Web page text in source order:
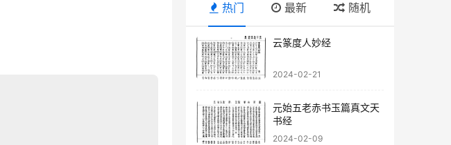
热门 最新 随机
云篆度人妙经
2024-02-21
元始五老赤书玉篇真文天
书经
2024-02-09